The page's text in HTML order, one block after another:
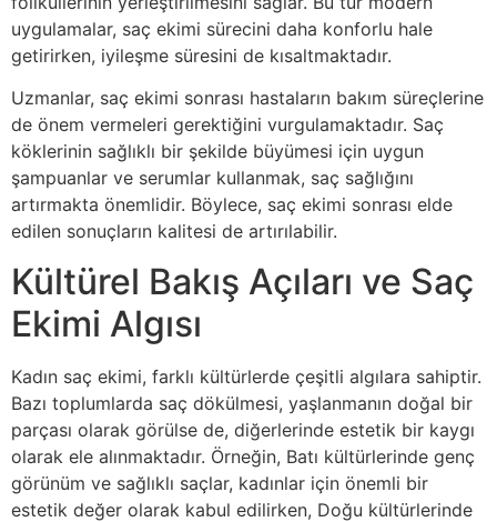
uygulamalar, saç ekimi sürecini daha konforlu hale
getirirken, iyileşme süresini de kısaltmaktadır.
Uzmanlar, saç ekimi sonrası hastaların bakım süreçlerine
de önem vermeleri gerektiğini vurgulamaktadır. Saç
köklerinin sağlıklı bir şekilde büyümesi için uygun
şampuanlar ve serumlar kullanmak, saç sağlığını
artırmakta önemlidir. Böylece, saç ekimi sonrası elde
edilen sonuçların kalitesi de artırılabilir.
Kültürel Bakış Açıları ve Saç
Ekimi Algısı
Kadın saç ekimi, farklı kültürlerde çeşitli algılara sahiptir.
Bazı toplumlarda saç dökülmesi, yaşlanmanın doğal bir
parçası olarak görülse de, diğerlerinde estetik bir kaygı
olarak ele alınmaktadır. Örneğin, Batı kültürlerinde genç
görünüm ve sağlıklı saçlar, kadınlar için önemli bir
estetik değer olarak kabul edilirken, Doğu kültürlerinde